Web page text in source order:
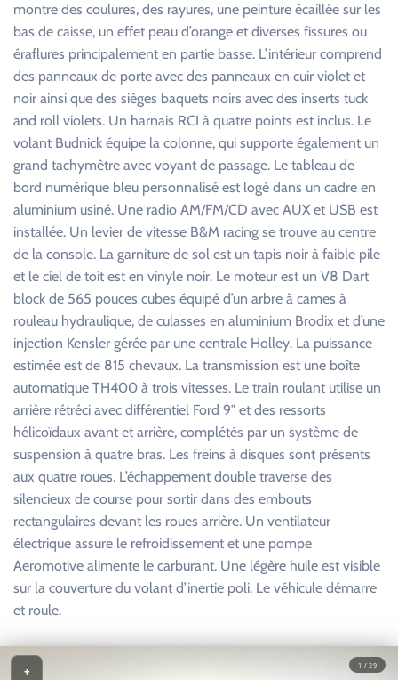
montre des coulures, des rayures, une peinture écaillée sur les
bas de caisse, un effet peau d’orange et diverses fissures ou
éraflures principalement en partie basse. L’intérieur comprend
des panneaux de porte avec des panneaux en cuir violet et
noir ainsi que des sièges baquets noirs avec des inserts tuck
and roll violets. Un harnais RCI à quatre points est inclus. Le
volant Budnick équipe la colonne, qui supporte également un
grand tachymètre avec voyant de passage. Le tableau de
bord numérique bleu personnalisé est logé dans un cadre en
aluminium usiné. Une radio AM/FM/CD avec AUX et USB est
installée. Un levier de vitesse B&M racing se trouve au centre
de la console. La garniture de sol est un tapis noir à faible pile
et le ciel de toit est en vinyle noir. Le moteur est un V8 Dart
block de 565 pouces cubes équipé d’un arbre à cames à
rouleau hydraulique, de culasses en aluminium Brodix et d’une
injection Kensler gérée par une centrale Holley. La puissance
estimée est de 815 chevaux. La transmission est une boîte
automatique TH400 à trois vitesses. Le train roulant utilise un
arrière rétréci avec différentiel Ford 9″ et des ressorts
hélicoïdaux avant et arrière, complétés par un système de
suspension à quatre bras. Les freins à disques sont présents
aux quatre roues. L’échappement double traverse des
silencieux de course pour sortir dans des embouts
rectangulaires devant les roues arrière. Un ventilateur
électrique assure le refroidissement et une pompe
Aeromotive alimente le carburant. Une légère huile est visible
sur la couverture du volant d’inertie poli. Le véhicule démarre
et roule.
1 / 29
+